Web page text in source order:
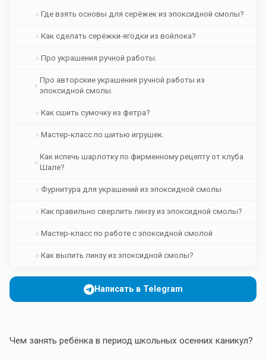
Где взять основы для серёжек из эпоксидной смолы?
Как сделать серёжки-ягодки из войлока?
Про украшения ручной работы.
Про авторские украшения ручной работы из
эпоксидной смолы.
Как сшить сумочку из фетра?
Мастер-класс по шитью игрушек.
Как испечь шарлотку по фирменному рецепту от клуба
Шале?
Фурнитура для украшений из эпоксидной смолы
Как правильно сверлить линзу из эпоксидной смолы?
Мастер-класс по работе с эпоксидной смолой
Как вылить линзу из эпоксидной смолы?
Написать в Telegram
Чем занять ребёнка в период школьных осенних каникул?